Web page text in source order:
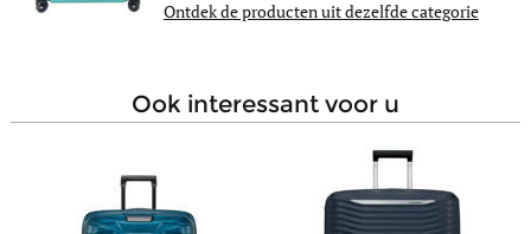
Ontdek de producten uit dezelfde categorie
ook interessant voor u